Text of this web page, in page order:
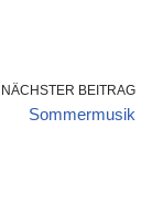
NÄCHSTER BEITRAG
Sommermusik